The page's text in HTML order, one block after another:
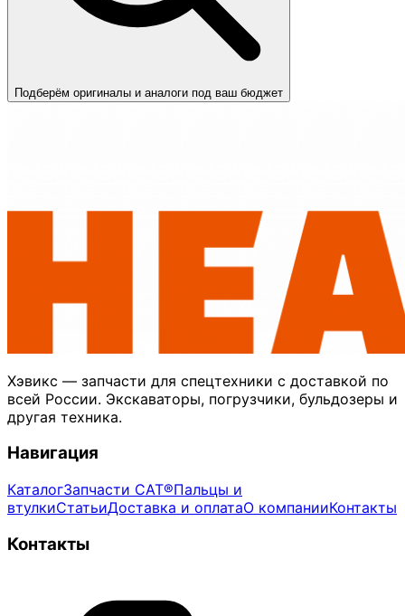
Подберём оригиналы и аналоги под ваш бюджет
Хэвикс — запчасти для спецтехники с доставкой по
всей России. Экскаваторы, погрузчики, бульдозеры и
другая техника.
Навигация
КаталогЗапчасти CAT®Пальцы и
втулкиСтатьиДоставка и оплатаО компанииКонтакты
Контакты